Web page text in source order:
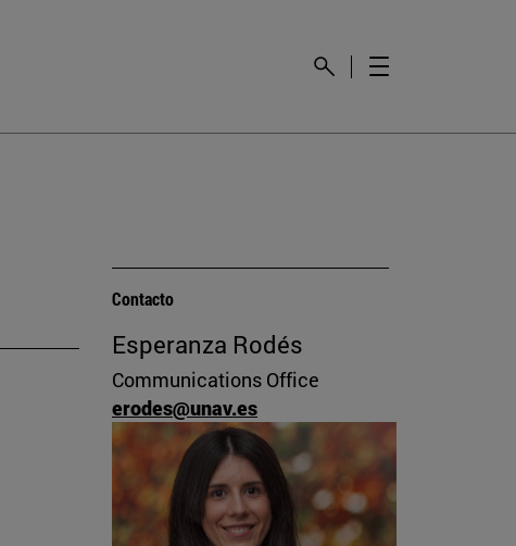
Contacto
Esperanza Rodés
Communications Office
erodes@unav.es